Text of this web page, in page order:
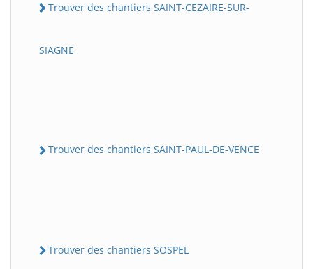
Trouver des chantiers SAINT-CEZAIRE-SUR-
SIAGNE
Trouver des chantiers SAINT-PAUL-DE-VENCE
Trouver des chantiers SOSPEL